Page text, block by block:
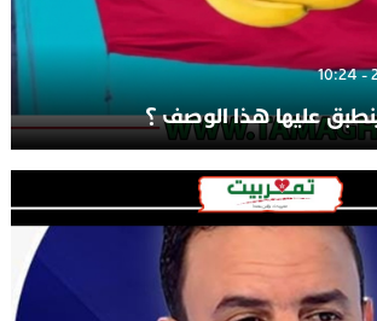
عليها هذا الوصف ؟